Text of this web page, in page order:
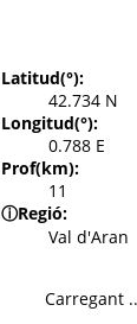
Latitud(°):
42.734 N
Longitud(°):
0.788 E
Prof(km):
11
ⓘRegió:
Val d'Aran
Carregant